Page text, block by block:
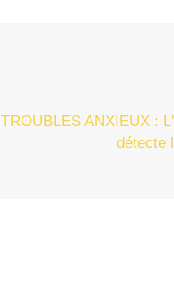
TROUBLES ANXIEUX :
détecte